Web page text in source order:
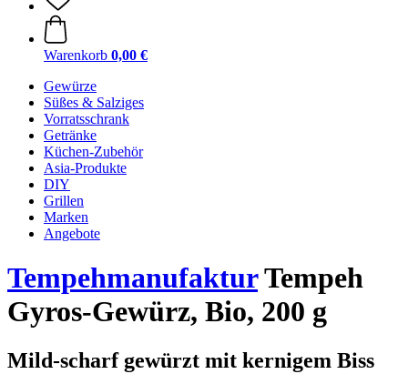
Warenkorb 0,00 €
Gewürze
Süßes & Salziges
Vorratsschrank
Getränke
Küchen-Zubehör
Asia-Produkte
DIY
Grillen
Marken
Angebote
TempehmanufakturTempeh
Gyros-Gewürz, Bio, 200 g
Mild-scharf gewürzt mit kernigem Biss